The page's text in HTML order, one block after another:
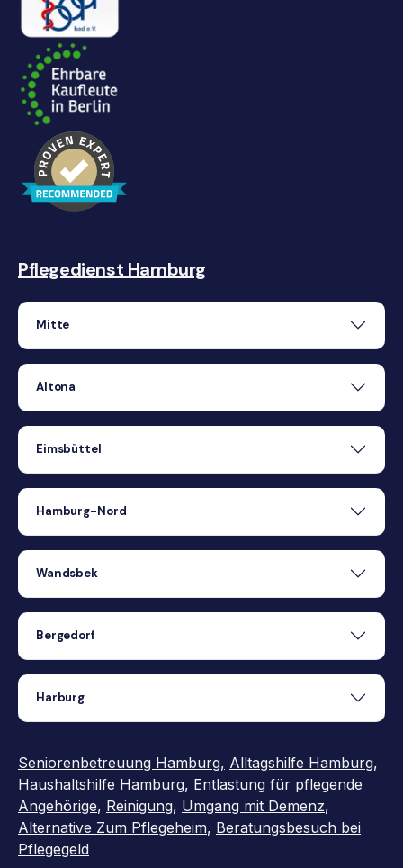
Pflegedienst Hamburg
Mitte
Altona
Eimsbüttel
Hamburg-Nord
Wandsbek
Bergedorf
Harburg
Seniorenbetreuung Hamburg, Alltagshilfe Hamburg,
Haushaltshilfe Hamburg, Entlastung für pflegende
Angehörige, Reinigung, Umgang mit Demenz,
Alternative Zum Pflegeheim, Beratungsbesuch bei
Pflegegeld